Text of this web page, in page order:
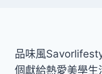
品味風
個獻給熱愛美學